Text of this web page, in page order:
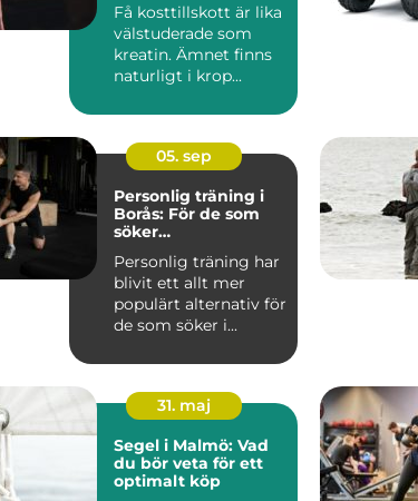
Få kosttillskott är lika
välstuderade som
kreatin. Ämnet finns
naturligt i krop...
05. sep
Personlig träning i
Borås: För de som
söker
lösningar
Personlig träning har
blivit ett allt mer
populärt alternativ för
de som söker i...
31. maj
Segel i Malmö: Vad
du bör veta för ett
optimalt köp